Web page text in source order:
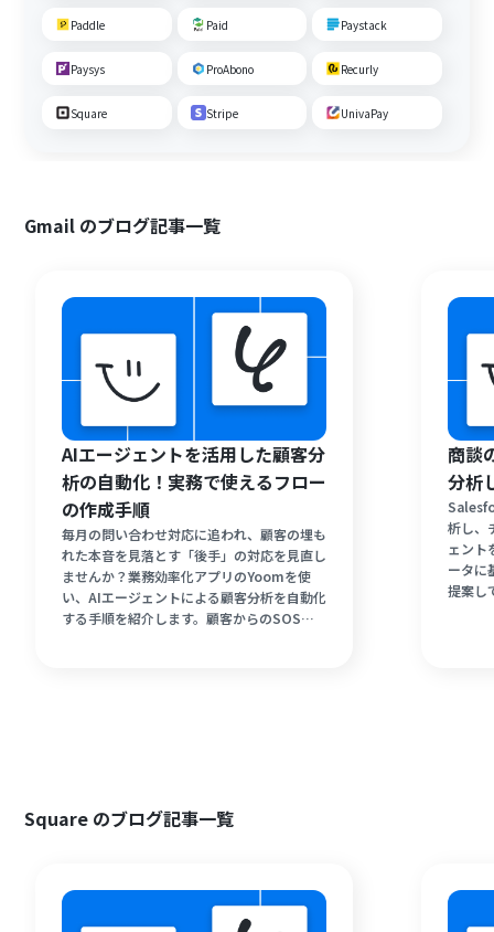
Paddle Paid Paystack
Paysys ProAbono Recurly
Square Stripe UnivaPay
Gmail のブログ記事一覧
AIエージェントを活用した顧客分
析の自動化！実務で使えるフロー
の作成手順
毎月の問い合わせ対応に追われ、顧客の埋も
れた本音を見落とす「後手」の対応を見直し
ませんか？業務効率化アプリのYoomを使
い、AIエージェントによる顧客分析を自動化
する手順を紹介します。顧客からのSOSを
商談
分析
析し、
ェント
ータに
提案し
Square のブログ記事一覧